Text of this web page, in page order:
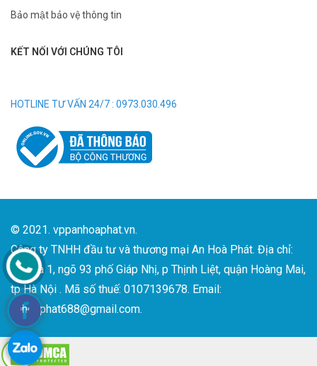
Bảo mật bảo vệ thông tin
KẾT NỐI VỚI CHÚNG TÔI
HOTLINE TƯ VẤN 24/7 : 0973.030.496
© 2021. vppanhoaphat.vn.
Công ty TNHH đầu tư và thương mại An Hoà Phát. Địa chỉ:
Số nhà 1, ngõ 93 phố Giáp Nhị, p Thịnh Liệt, quận Hoàng Mai,
tp Hà Nội . Mã số thuế: 0107139678. Email:
anhoaphat688@gmail.com.